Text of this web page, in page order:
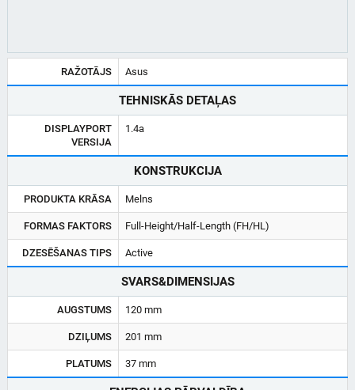
RAŽOTĀJS Asus
TEHNISKĀS DETAĻAS
DISPLAYPORT
VERSIJA
1.4a
KONSTRUKCIJA
PRODUKTA KRĀSA Melns
FORMAS FAKTORS Full-Height/Half-Length (FH/HL)
DZESĒŠANAS TIPS Active
SVARS&DIMENSIJAS
AUGSTUMS 120 mm
DZIĻUMS 201 mm
PLATUMS 37 mm